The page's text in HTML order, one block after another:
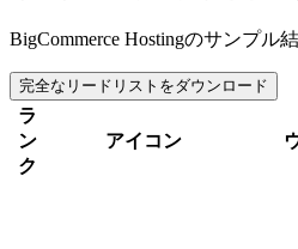
BigCommerce Hostingのサンプル
完全なリードリストをダウンロード
ラ
ン
ク
アイコン